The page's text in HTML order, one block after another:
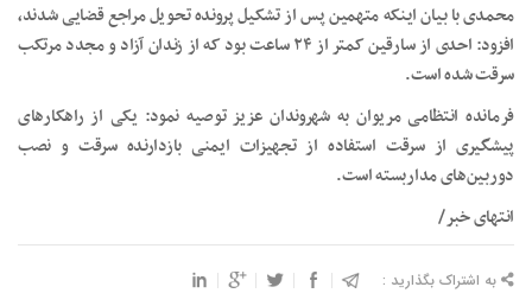
محمدی با بیان اینکه متهمین پس از تشکیل پرونده تحویل مراجع قضایی شدند،
افزود: احدی از سارقین کمتر از ۲۴ ساعت بود که از زندان آزاد و مجدد مرتکب
سرقت شده است.
فرمانده انتظامی مریوان به شهروندان عزیز توصیه نمود: یکی از راهکارهای
پیشگیری از سرقت استفاده از تجهیزات ایمنی بازدارنده سرقت و نصب
دوربین‌های مداربسته است.
انتهای خبر/
به اشتراک بگذارید :